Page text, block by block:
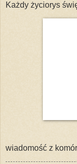
Każdy życiorys
wiadomość z